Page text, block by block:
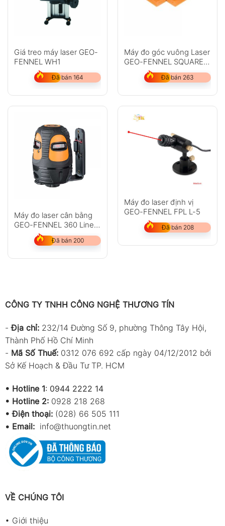
Giá treo máy laser GEO-
FENNEL WH1
Đã bán 164
Máy đo góc vuông Laser
GEO-FENNEL SQUARE
LINER II
Đã bán 263
Máy đo laser cân bằng
GEO-FENNEL 360 Liner
Đã bán 200
Máy đo laser định vị
GEO-FENNEL FPL L-5
Đã bán 208
CÔNG TY TNHH CÔNG NGHỆ THƯƠNG TÍN
-Địa chỉ: 232/14 Đường Số 9, phường Thông Tây Hội,
Thành Phố Hồ Chí Minh
- Mã Số Thuế: 0312 076 692 cấp ngày 04/12/2012 bởi
Sở Kế Hoạch & Đầu Tư TP. HCM
• Hotline 1: 0944 2222 14
• Hotline 2: 0928 218 268
• Điện thoại: (028) 66 505 111
• Email: info@thuongtin.net
VỀ CHÚNG TÔI
• Giới thiệu